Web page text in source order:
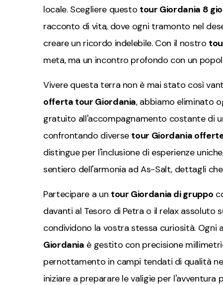
locale. Scegliere questo tour Giordania 8
racconto di vita, dove ogni tramonto nel
creare un ricordo indelebile. Con il nostro
meta, ma un incontro profondo con un
Vivere questa terra non è mai stato così
offerta tour Giordania, abbiamo eliminato
gratuito all'accompagnamento costante di
confrontando diverse tour Giordania
distingue per l'inclusione di esperienze
sentiero dell'armonia ad As-Salt, dettagli
Partecipare a un tour Giordania di gruppo
davanti al Tesoro di Petra o il relax
condividono la vostra stessa curiosità.
Giordania è gestito con precisione
pernottamento in campi tendati di qualità
iniziare a preparare le valigie per